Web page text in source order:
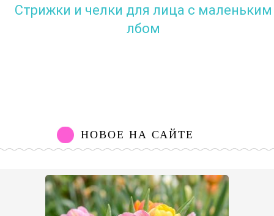
Стрижки и челки для лица с маленьким
лбом
НОВОЕ НА САЙТЕ